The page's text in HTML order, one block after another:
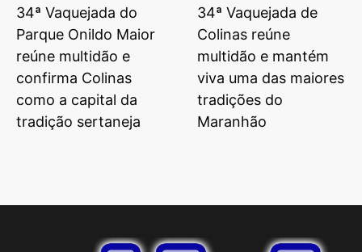
34ª Vaquejada do
Parque Onildo Maior
reúne multidão e
confirma Colinas
como a capital da
tradição sertaneja
34ª Vaquejada de
Colinas reúne
multidão e mantém
viva uma das maiores
tradições do
Maranhão